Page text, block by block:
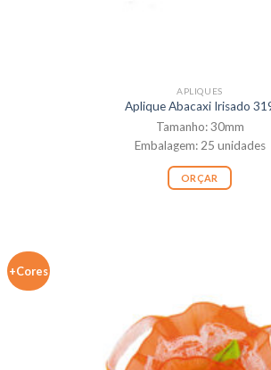
APLIQUES
Aplique Abacaxi Irisado
Tamanho: 30mm
Embalagem: 25 unidades
ORÇAR
+Cores